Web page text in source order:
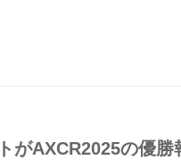
がAXCR2025の優勝